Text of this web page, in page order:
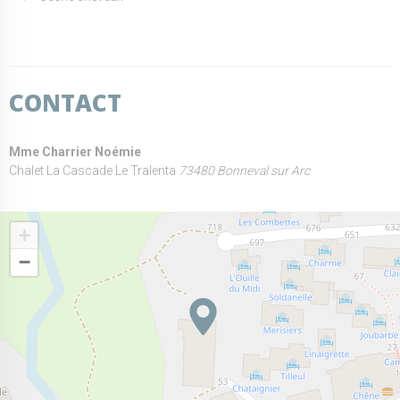
CONTACT
Mme Charrier Noémie
Chalet La Cascade Le Tralenta 73480 Bonneval sur Arc
+
−